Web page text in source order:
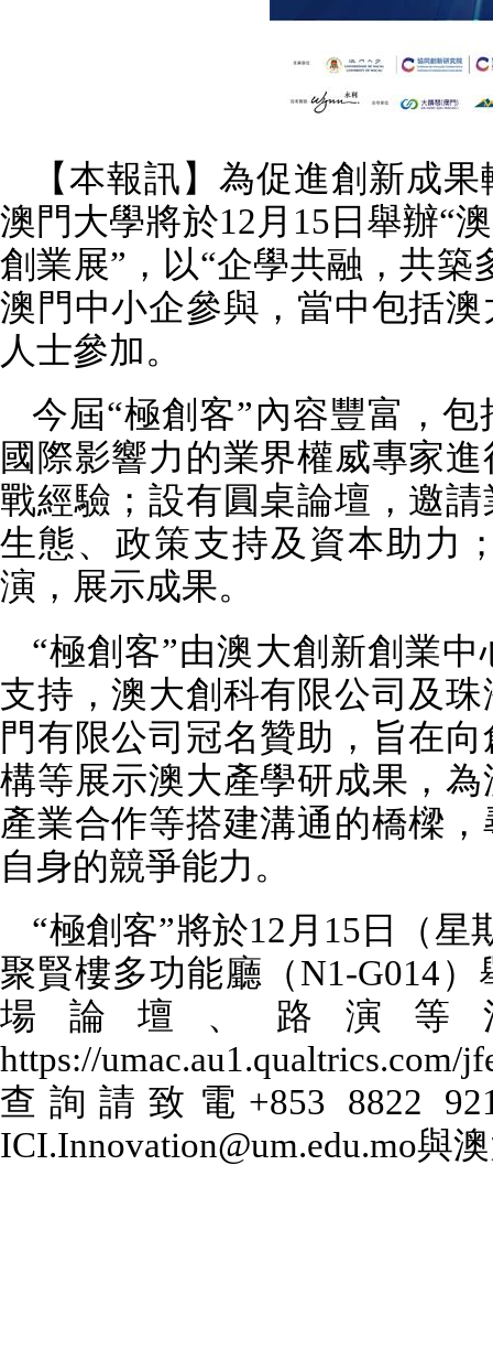
【本報訊】為促進創新成
澳門大學將於12 月 15 日舉辦“
創業展”，以“企學共融，共
澳門中小企參與，當中包括
人士參加。
今屆“極創客”內容豐富，
國際影響力的業界權威專家
戰經驗；設有圓桌論壇，邀
生態、政策支持及資本助力
演，展示成果。
“極創客”由澳大創新創業
支持，澳大創科有限公司及
門有限公司冠名贊助，旨在
構等展示澳大產學研成果，
產業合作等搭建溝通的橋樑
自身的競爭能力。
“極創客”將於12 月 15 日（星
聚賢樓多功能廳（N1-G014）
場論壇、路演等
https://
查詢請致電 +853 8822
ICI.Innovation@um.edu.mo與